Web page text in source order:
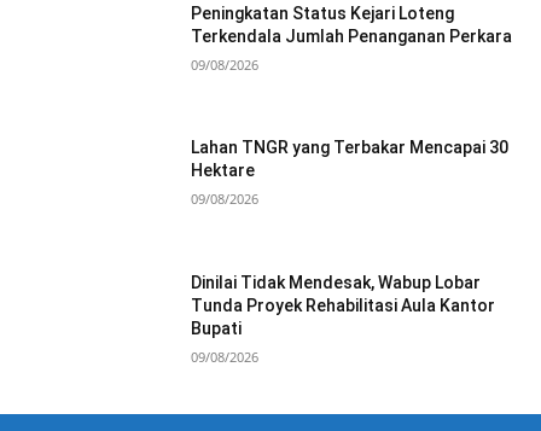
Peningkatan Status Kejari Loteng
Terkendala Jumlah Penanganan Perkara
09/08/2026
Lahan TNGR yang Terbakar Mencapai 30
Hektare
09/08/2026
Dinilai Tidak Mendesak, Wabup Lobar
Tunda Proyek Rehabilitasi Aula Kantor
Bupati
09/08/2026